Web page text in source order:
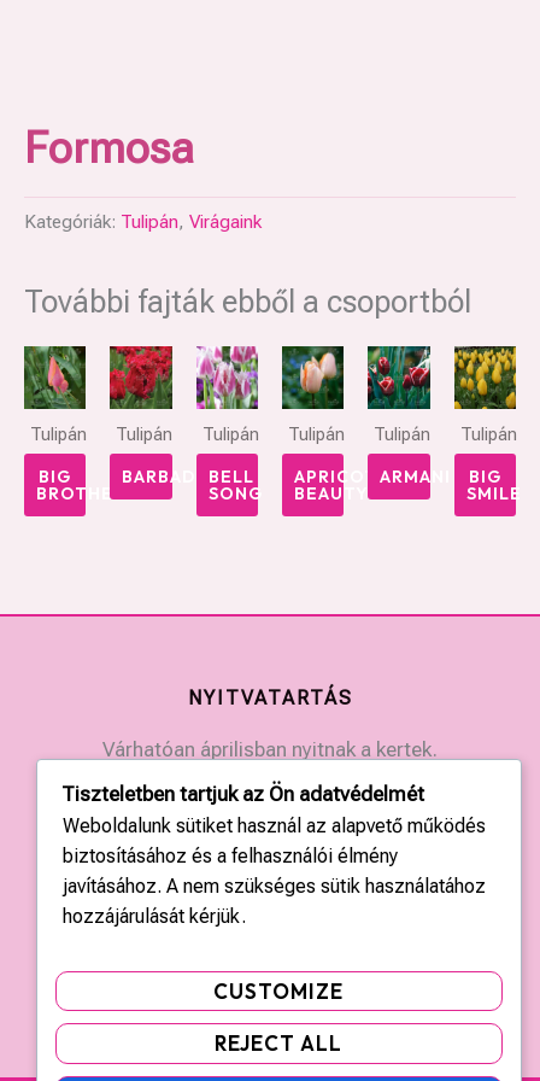
Formosa
Kategóriák: Tulipán, Virágaink
További fajták ebből a csoportból
Tulipán
BIG
BROTHER
Tulipán
BARBADOS
Tulipán
BELL
SONG
Tulipán
APRICOT
BEAUTY
Tulipán
ARMANI
Tulipán
BIG
SMILE
NYITVATARTÁS
Várhatóan áprilisban nyitnak a kertek.
Érdeklődjön a kertek elérhetőségein.
KAPCSOLAT
Országos központ: +36 20 428 3010
Tiszteletben tartjuk az Ön adatvédelmét
Weboldalunk sütiket használ az alapvető működés
biztosításához és a felhasználói élmény
javításához. A nem szükséges sütik használatához
hozzájárulását kérjük.
CUSTOMIZE
REJECT ALL